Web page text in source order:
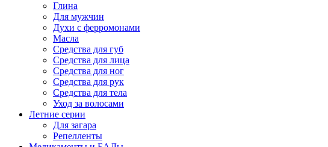
Глина
Для мужчин
Духи с ферромонами
Масла
Средства для губ
Средства для лица
Средства для ног
Средства для рук
Средства для тела
Уход за волосами
Летние серии
Для загара
Репелленты